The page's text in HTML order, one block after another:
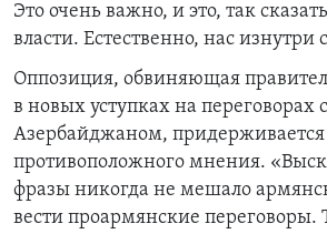
Это очень важно, и это, так
власти. Естественно, нас изнутри
Оппозиция, обвиняющая
в новых уступках на переговорах с
Азербайджаном,
противоположного мнения.
фразы никогда не мешало
вести проармянские переговоры.